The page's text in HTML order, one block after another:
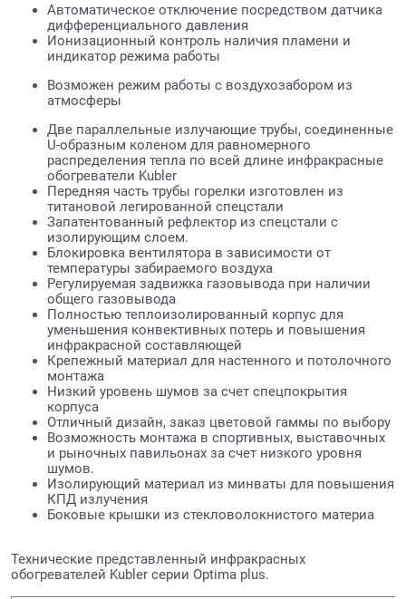
Автоматическое отключение посредством датчика
дифференциального давления
Ионизационный контроль наличия пламени и
индикатор режима работы
Возможен режим работы с воздухозабором из
атмосферы
Две параллельные излучающие трубы, соединенные
U-образным коленом для равномерного
распределения тепла по всей длине инфракрасные
обогреватели Kubler
Передняя часть трубы горелки изготовлен из
титановой легированной спецстали
Запатентованный рефлектор из спецстали с
изолирующим слоем.
Блокировка вентилятора в зависимости от
температуры забираемого воздуха
Регулируемая задвижка газовывода при наличии
общего газовывода
Полностью теплоизолированный корпус для
уменьшения конвективных потерь и повышения
инфракрасной составляющей
Крепежный материал для настенного и потолочного
монтажа
Низкий уровень шумов за счет спецпокрытия
корпуса
Отличный дизайн, заказ цветовой гаммы по выбору
Возможность монтажа в спортивных, выставочных
и рыночных павильонах за счет низкого уровня
шумов.
Изолирующий материал из минваты для повышения
КПД излучения
Боковые крышки из стекловолокнистого материа
Технические представленный инфракрасных
обогревателей Kubler серии Optima plus.